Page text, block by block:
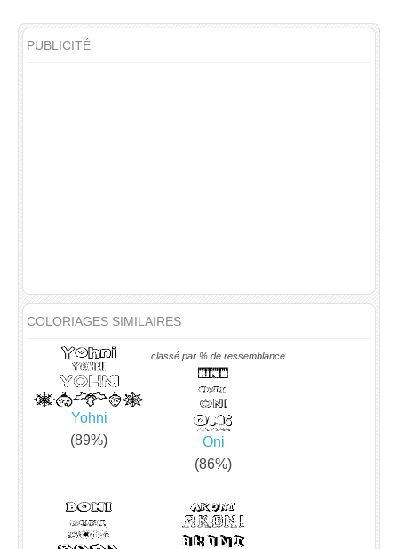
PUBLICITÉ
COLORIAGES SIMILAIRES
classé par % de ressemblance
Yohni
(89%)
Oni
(86%)